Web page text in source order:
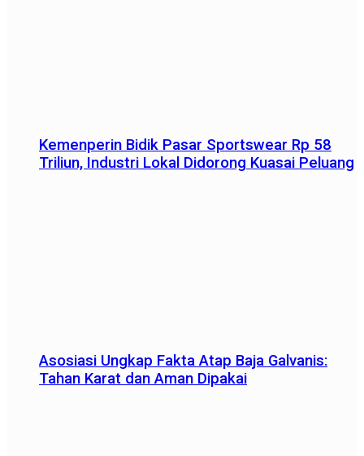
Kemenperin Bidik Pasar Sportswear Rp 58
Triliun, Industri Lokal Didorong Kuasai Peluang
Asosiasi Ungkap Fakta Atap Baja Galvanis:
Tahan Karat dan Aman Dipakai